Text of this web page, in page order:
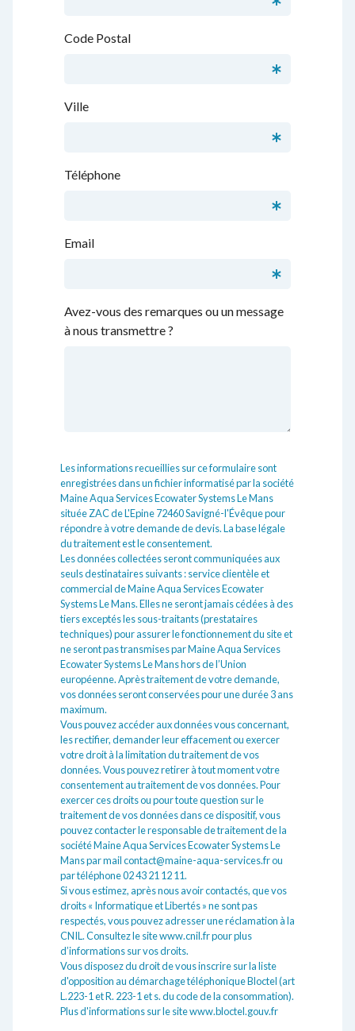
Code Postal
Ville
Téléphone
Email
Avez-vous des remarques ou un message
à nous transmettre ?
Les informations recueillies sur ce formulaire sont
enregistrées dans un fichier informatisé par la société
Maine Aqua Services Ecowater Systems Le Mans
située ZAC de L'Epine 72460 Savigné-l'Évêque pour
répondre à votre demande de devis. La base légale
du traitement est le consentement.
Les données collectées seront communiquées aux
seuls destinataires suivants : service clientèle et
commercial de Maine Aqua Services Ecowater
Systems Le Mans. Elles ne seront jamais cédées à des
tiers exceptés les sous-traitants (prestataires
techniques) pour assurer le fonctionnement du site et
ne seront pas transmises par Maine Aqua Services
Ecowater Systems Le Mans hors de l’Union
européenne. Après traitement de votre demande,
vos données seront conservées pour une durée 3 ans
maximum.
Vous pouvez accéder aux données vous concernant,
les rectifier, demander leur effacement ou exercer
votre droit à la limitation du traitement de vos
données. Vous pouvez retirer à tout moment votre
consentement au traitement de vos données. Pour
exercer ces droits ou pour toute question sur le
traitement de vos données dans ce dispositif, vous
pouvez contacter le responsable de traitement de la
société Maine Aqua Services Ecowater Systems Le
Mans par mail contact@maine-aqua-services.fr ou
par téléphone 02 43 21 12 11.
Si vous estimez, après nous avoir contactés, que vos
droits « Informatique et Libertés » ne sont pas
respectés, vous pouvez adresser une réclamation à la
CNIL. Consultez le sitewww.cnil.frpour plus
d’informations sur vos droits.
Vous disposez du droit de vous inscrire sur la liste
d'opposition au démarchage téléphonique Bloctel (art
L.223-1 et R. 223-1 et s. du code de la consommation).
Plus d'informations sur le sitewww.bloctel.gouv.fr